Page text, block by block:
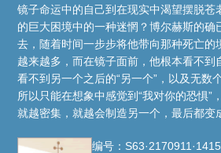
镜子命运中的自己到在现实中渴望摆脱苍
的巨大困境中的一种迷惘？博尔赫斯的确
去，随着时间一步步将他带向那种死亡的
越来越多，而在镜子面前，他根本看不到
看不到另一个之后的“另一个”，以及无数
所以只能在想象中感觉到“我对你的恐惧”
就越密集，就越会制造另一个，最后都变
编号：S63·2170911·1415